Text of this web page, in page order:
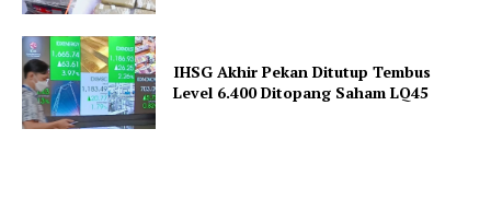
IHSG Akhir Pekan Ditutup Tembus
Level 6.400 Ditopang Saham LQ45